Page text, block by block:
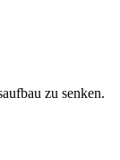
zu senken.